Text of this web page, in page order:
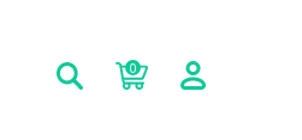
0